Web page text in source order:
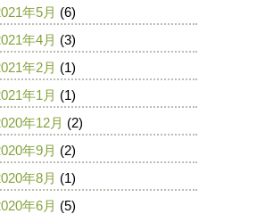
年5月 (6)
年4月 (3)
年2月 (1)
年1月 (1)
年12月 (2)
年9月 (2)
年8月 (1)
年6月 (5)